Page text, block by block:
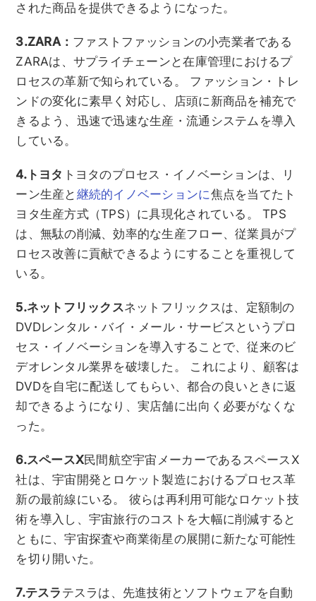
された商品を提供できるようになった。
3.ZARA： ファストファッションの小売業者である
ZARAは、サプライチェーンと在庫管理におけるプ
ロセスの革新で知られている。 ファッション・トレ
ンドの変化に素早く対応し、店頭に新商品を補充で
きるよう、迅速で迅速な生産・流通システムを導入
している。
4.トヨタ トヨタのプロセス・イノベーションは、リ
ーン生産と 継続的イノベーションに焦点を当てたト
ヨタ生産方式（TPS）に具現化されている。 TPS
は、無駄の削減、効率的な生産フロー、従業員がプ
ロセス改善に貢献できるようにすることを重視して
いる。
5.ネットフリックスネットフリックスは、定額制の
DVDレンタル・バイ・メール・サービスというプロ
セス・イノベーションを導入することで、従来のビ
デオレンタル業界を破壊した。 これにより、顧客は
DVDを自宅に配送してもらい、都合の良いときに返
却できるようになり、実店舗に出向く必要がなくな
った。
6.スペースX民間航空宇宙メーカーであるスペースX
社は、宇宙開発とロケット製造におけるプロセス革
新の最前線にいる。 彼らは再利用可能なロケット技
術を導入し、宇宙旅行のコストを大幅に削減すると
ともに、宇宙探査や商業衛星の展開に新たな可能性
を切り開いた。
7.テスラ テスラは、先進技術とソフトウェアを自動